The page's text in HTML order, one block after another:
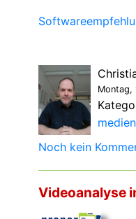
Montag,
medien
Noch kein
Videoanalyse